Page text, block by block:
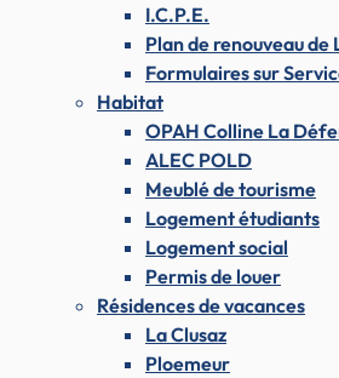
I.C.P.E.
Plan de renouveau de
Formulaires sur
Habitat
OPAH Colline La
ALEC POLD
Meublé de tourisme
Logement étudiants
Logement social
Permis de louer
Résidences de vacances
La Clusaz
Ploemeur